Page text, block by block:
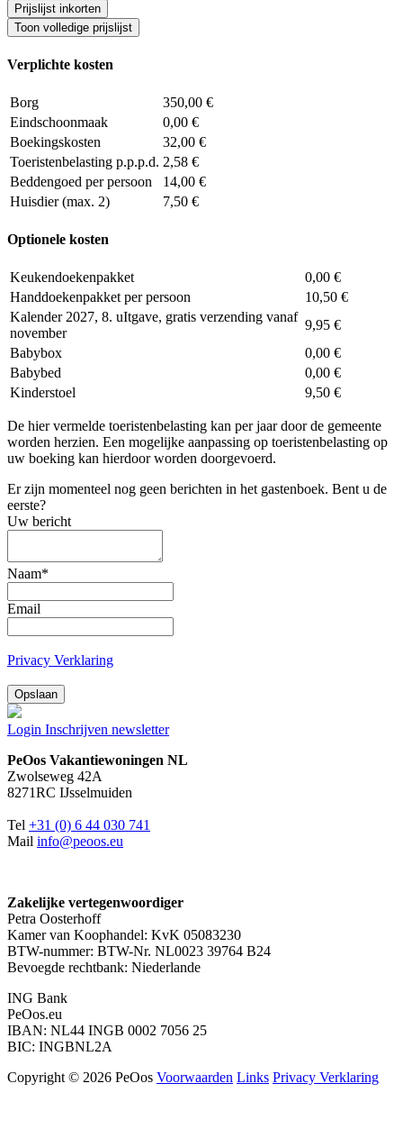
Toon volledige prijslijst
Prijslijst inkorten
Verplichte kosten
Borg
350,00 €
Eindschoonmaak
0,00 €
Boekingskosten
32,00 €
Toeristenbelasting p.p.p.d. 2,58 €
Beddengoed per persoon
14,00 €
Huisdier (max. 2)
7,50 €
Optionele kosten
Keukendoekenpakket
0,00 €
Handdoekenpakket per persoon
10,50 €
Kalender 2027, 8. uItgave, gratis verzending vanaf
november
9,95 €
Babybox
0,00 €
Babybed
0,00 €
Kinderstoel
9,50 €
De hier vermelde toeristenbelasting kan per jaar door de gemeente
worden herzien. Een mogelijke aanpassing op toeristenbelasting op
uw boeking kan hierdoor worden doorgevoerd.
Er zijn momenteel nog geen berichten in het gastenboek. Bent u de
eerste?
Uw bericht
Naam*
Email
Privacy Verklaring
Opslaan
Login Inschrijven newsletter
PeOos Vakantiewoningen NL
Zwolseweg 42A
8271RC IJsselmuiden
Tel +31 (0) 6 44 030 741
Mail info@peoos.eu
Zakelijke vertegenwoordiger
Petra Oosterhoff
Kamer van Koophandel: KvK 05083230
BTW-nummer: BTW-Nr. NL0023 39764 B24
Bevoegde rechtbank: Niederlande
ING Bank
PeOos.eu
IBAN: NL44 INGB 0002 7056 25
BIC: INGBNL2A
Copyright © 2026 PeOos Voorwaarden Links Privacy Verklaring